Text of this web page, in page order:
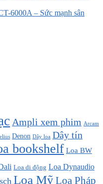
6000A – Sức mạnh sân
Ampli xem phim Arcam
Denon Dây loa Dây tín
bookshelf Loa BW
Loa di động Loa Dynaudio
Loa MỹLoa Pháp